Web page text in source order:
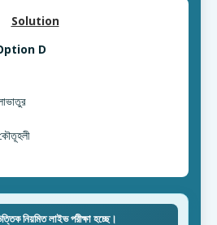
Solution
D
নিয়মিত লাইভ পরীক্ষা হচ্ছে।